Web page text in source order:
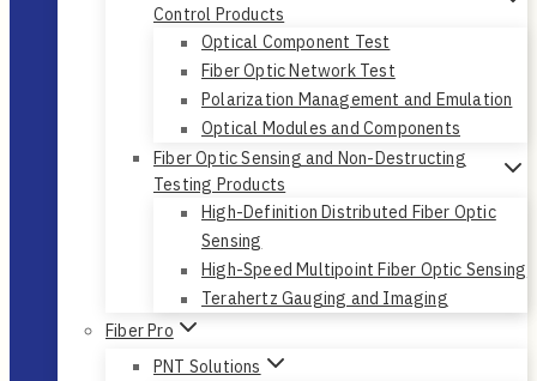
Control Products
Optical Component Test
Fiber Optic Network Test
Polarization Management and Emulation
Optical Modules and Components
Fiber Optic Sensing and Non-Destructing
Testing Products
High-Definition Distributed Fiber Optic
Sensing
High-Speed Multipoint Fiber Optic Sensing
Terahertz Gauging and Imaging
Fiber Pro
PNT Solutions